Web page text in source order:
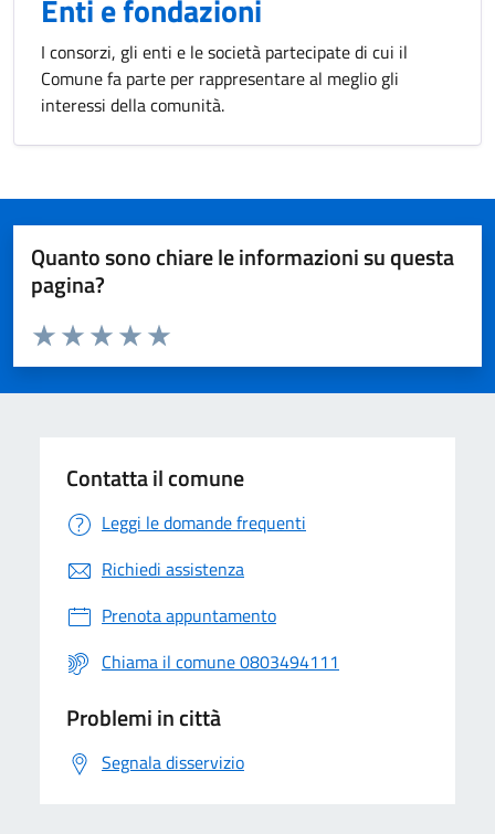
Enti e fondazioni
I consorzi, gli enti e le società partecipate di cui il
Comune fa parte per rappresentare al meglio gli
interessi della comunità.
Quanto sono chiare le informazioni su questa
pagina?
Valuta da 1 a 5 stelle la pagina
Valuta 5 stelle su 5
Valuta 4 stelle su 5
Valuta 3 stelle su 5
Valuta 2 stelle su 5
Valuta 1 stelle su 5
Contatta il comune
Leggi le domande frequenti
Richiedi assistenza
Prenota appuntamento
Chiama il comune 0803494111
Problemi in città
Segnala disservizio